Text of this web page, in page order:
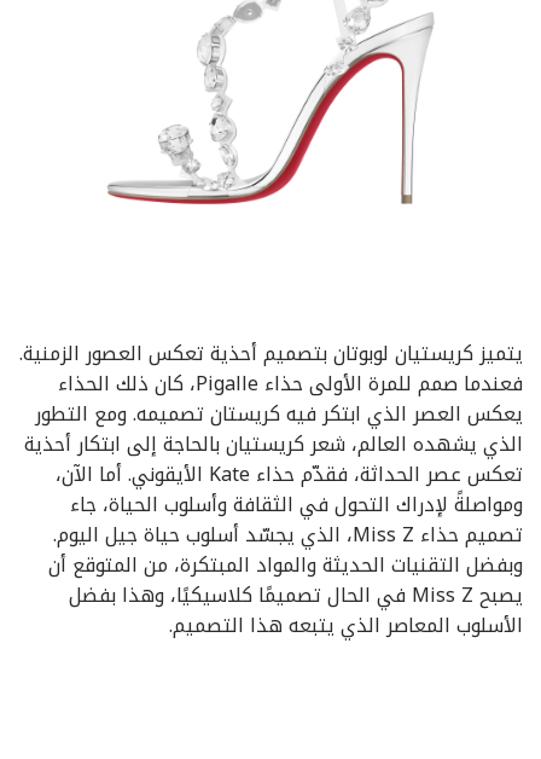
يتميز كريستيان لوبوتان بتصميم أحذية تعكس العصور الزمنية.
فعندما صمم للمرة الأولى حذاء Pigalle، كان ذلك الحذاء
يعكس العصر الذي ابتكر فيه كريستان تصميمه. ومع التطور
الذي يشهده العالم، شعر كريستيان بالحاجة إلى ابتكار أحذية
تعكس عصر الحداثة، فقدّم حذاء Kate الأيقوني. أما الآن،
ومواصلةً لإدراك التحول في الثقافة وأسلوب الحياة، جاء
تصميم حذاء Miss Z، الذي يجسّد أسلوب حياة جيل اليوم.
وبفضل التقنيات الحديثة والمواد المبتكرة، من المتوقع أن
يصبح Miss Z في الحال تصميمًا كلاسيكيًا، وهذا بفضل
الأسلوب المعاصر الذي يتبعه هذا التصميم.